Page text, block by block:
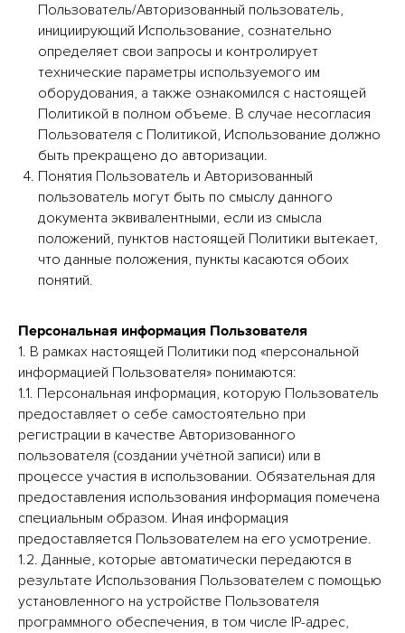
Пользователь/Авторизованный пользователь,
инициирующий Использование, сознательно
определяет свои запросы и контролирует
технические параметры используемого им
оборудования, а также ознакомился с настоящей
Политикой в полном объеме. В случае несогласия
Пользователя с Политикой, Использование должно
быть прекращено до авторизации.
Понятия Пользователь и Авторизованный
пользователь могут быть по смыслу данного
документа эквивалентными, если из смысла
положений, пунктов настоящей Политики вытекает,
что данные положения, пункты касаются обоих
понятий.
Персональная информация Пользователя
1. В рамках настоящей Политики под «персональной
информацией Пользователя» понимаются:
1.1. Персональная информация, которую Пользователь
предоставляет о себе самостоятельно при
регистрации в качестве Авторизованного
пользователя (создании учётной записи) или в
процессе участия в использовании. Обязательная для
предоставления использования информация помечена
специальным образом. Иная информация
предоставляется Пользователем на его усмотрение.
1.2. Данные, которые автоматически передаются в
результате Использования Пользователем с помощью
установленного на устройстве Пользователя
программного обеспечения, в том числе IP-адрес,